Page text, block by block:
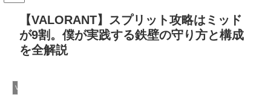
【VALORANT】スプリット攻略はミッド
が9割。僕が実践する鉄壁の守り方と構成
を全解説
VALORANT